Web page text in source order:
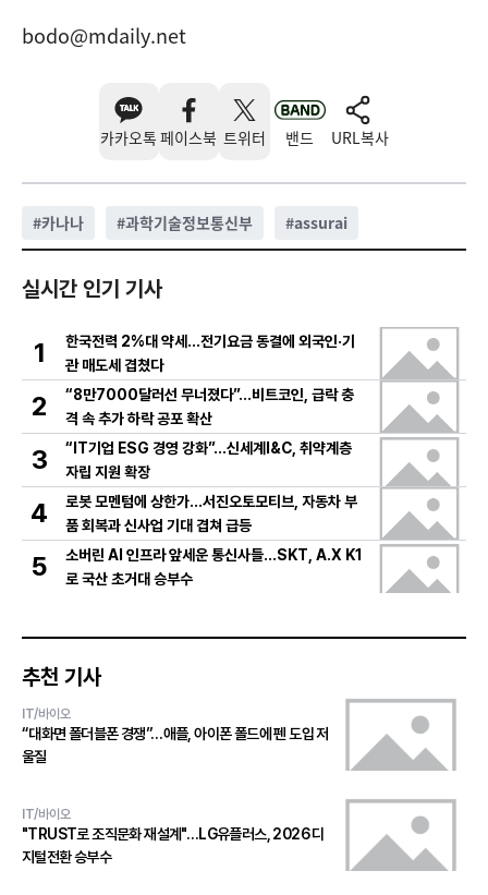
bodo@mdaily.net
카카오톡 페이스북 트위터 밴드 URL복사
#카나나 #과학기술정보통신부 #assurai
실시간 인기 기사
1
한국전력 2%대 약세…전기요금 동결에 외국인·기
관 매도세 겹쳤다
2
“8만7000달러선 무너졌다”…비트코인, 급락 충
격 속 추가 하락 공포 확산
3
“IT기업 ESG 경영 강화”…신세계I&C, 취약계층
자립 지원 확장
4
로봇 모멘텀에 상한가…서진오토모티브, 자동차 부
품 회복과 신사업 기대 겹쳐 급등
5
소버린 AI 인프라 앞세운 통신사들…SKT, A.X K1
로 국산 초거대 승부수
추천 기사
IT/바이오
“대화면 폴더블폰 경쟁”…애플, 아이폰 폴드에 펜 도입 저
울질
IT/바이오
"TRUST로 조직문화 재설계"…LG유플러스, 2026 디
지털전환 승부수